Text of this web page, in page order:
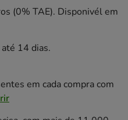
(0% TAE). Disponivél em
14 dias.
em cada compra com